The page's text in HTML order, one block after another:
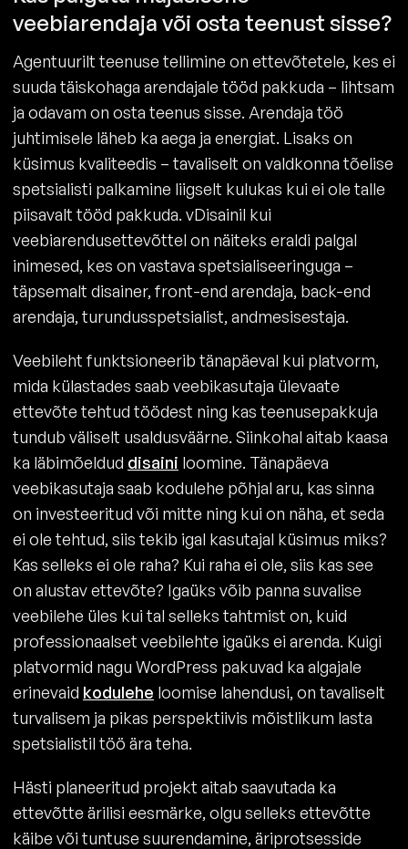
veebiarendaja või osta teenust sisse?
Agentuurilt teenuse tellimine on ettevõtetele, kes ei
suuda täiskohaga arendajale tööd pakkuda – lihtsam
ja odavam on osta teenus sisse. Arendaja töö
juhtimisele läheb ka aega ja energiat. Lisaks on
küsimus kvaliteedis – tavaliselt on valdkonna tõelise
spetsialisti palkamine liigselt kulukas kui ei ole talle
piisavalt tööd pakkuda. vDisainil kui
veebiarendusettevõttel on näiteks eraldi palgal
inimesed, kes on vastava spetsialiseeringuga –
täpsemalt disainer, front-end arendaja, back-end
arendaja, turundusspetsialist, andmesisestaja.
Veebileht funktsioneerib tänapäeval kui platvorm,
mida külastades saab veebikasutaja ülevaate
ettevõte tehtud töödest ning kas teenusepakkuja
tundub väliselt usaldusväärne. Siinkohal aitab kaasa
ka läbimõeldud disaini loomine. Tänapäeva
veebikasutaja saab kodulehe põhjal aru, kas sinna
on investeeritud või mitte ning kui on näha, et seda
ei ole tehtud, siis tekib igal kasutajal küsimus miks?
Kas selleks ei ole raha? Kui raha ei ole, siis kas see
on alustav ettevõte? Igaüks võib panna suvalise
veebilehe üles kui tal selleks tahtmist on, kuid
professionaalset veebilehte igaüks ei arenda. Kuigi
platvormid nagu WordPress pakuvad ka algajale
erinevaid kodulehe loomise lahendusi, on tavaliselt
turvalisem ja pikas perspektiivis mõistlikum lasta
spetsialistil töö ära teha.
Hästi planeeritud projekt aitab saavutada ka
ettevõtte ärilisi eesmärke, olgu selleks ettevõtte
käibe või tuntuse suurendamine, äriprotsesside